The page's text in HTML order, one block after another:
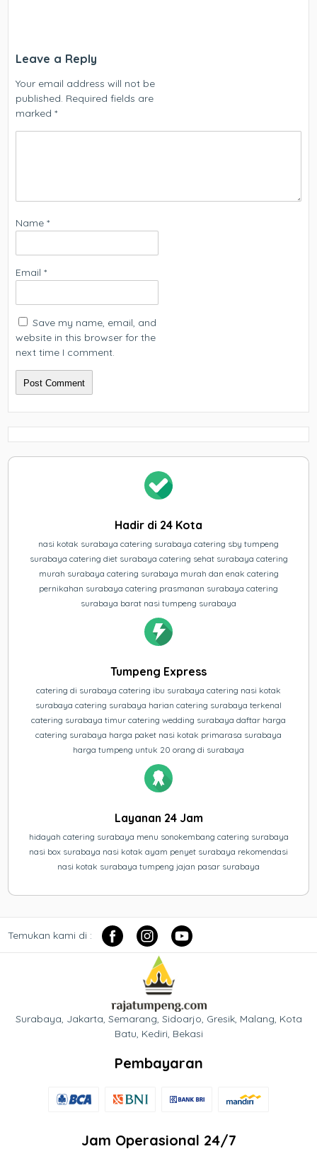
Leave a Reply
Your email address will not be
published. Required fields are
marked*
Name*
Email*
Save my name, email, and
website in this browser for the
next time I comment.
Hadir di 24 Kota
nasi kotak surabaya catering surabaya catering sby tumpeng
surabaya catering diet surabaya catering sehat surabaya catering
murah surabaya catering surabaya murah dan enak catering
pernikahan surabaya catering prasmanan surabaya catering
surabaya barat nasi tumpeng surabaya
Tumpeng Express
catering di surabaya catering ibu surabaya catering nasi kotak
surabaya catering surabaya harian catering surabaya terkenal
catering surabaya timur catering wedding surabaya daftar harga
catering surabaya harga paket nasi kotak primarasa surabaya
harga tumpeng untuk 20 orang di surabaya
Layanan 24 Jam
hidayah catering surabaya menu sonokembang catering surabaya
nasi box surabaya nasi kotak ayam penyet surabaya rekomendasi
nasi kotak surabaya tumpeng jajan pasar surabaya
Temukan kami di :
Surabaya, Jakarta, Semarang, Sidoarjo, Gresik, Malang, Kota
Batu, Kediri, Bekasi
Pembayaran
Jam Operasional 24/7